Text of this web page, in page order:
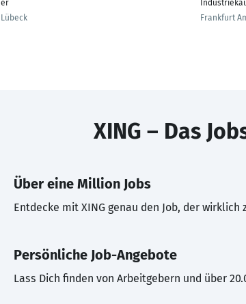
er
Lübeck
Frankfurt
XING – Das
Über eine Million Jobs
Entdecke mit XING genau den Job, der wirklich
Persönliche Job-Angebote
Lass Dich finden von Arbeitgebern und über